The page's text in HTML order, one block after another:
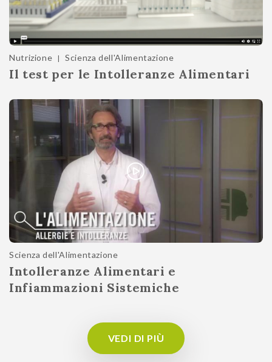
Nutrizione | Scienza dell'Alimentazione
Il test per le Intolleranze Alimentari
Scienza dell'Alimentazione
Intolleranze Alimentari e
Infiammazioni Sistemiche
VEDI DI PIÙ